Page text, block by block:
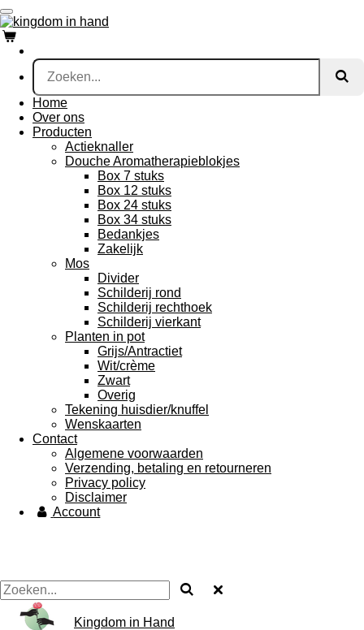
Ga
direct
naar
de
hoofdinhoud
Home
Over ons
Producten
Actieknaller
Douche Aromatherapieblokjes
Box 7 stuks
Box 12 stuks
Box 24 stuks
Box 34 stuks
Bedankjes
Zakelijk
Mos
Divider
Schilderij rond
Schilderij rechthoek
Schilderij vierkant
Planten in pot
Grijs/Antractiet
Wit/crème
Zwart
Overig
Tekening huisdier/knuffel
Wenskaarten
Contact
Algemene voorwaarden
Verzending, betaling en retourneren
Privacy policy
Disclaimer
Account
Kingdom in Hand